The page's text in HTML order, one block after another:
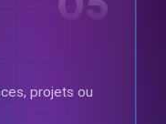
projets ou